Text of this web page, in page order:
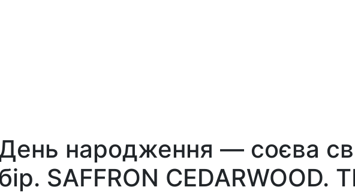
народження — соєва
SAFFRON CEDARWOOD.